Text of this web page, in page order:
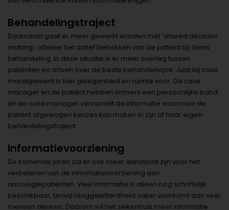
Behandelingstraject
Daarnaast gaat er meer gewerkt worden met ‘shared decision
making’, oftewel het actief betrekken van de patiënt bij diens
behandeling. In deze situatie is er meer overleg tussen
patiënten en artsen over de beste behandelwijze. Juist bij case
management is hier gelegenheid en ruimte voor. De case
manager en de patiënt hebben immers een persoonlijke band
en de case manager verzamelt de informatie waarmee de
patiënt afgewogen keuzes kan maken in zijn of haar eigen
behandelingstraject.
Informatievoorziening
De komende jaren zal er ook meer aandacht zijn voor het
verbeteren van de informatievoorziening aan
oncologiepatiënten. Veel informatie is alleen nog schriftelijk
beschikbaar, terwijl laaggeletterdheid vaker voorkomt dan veel
mensen denken. Daarom wil het ziekenhuis meer informatie